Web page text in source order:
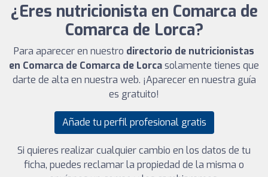
¿Eres nutricionista en Comarca de
Comarca de Lorca?
Para aparecer en nuestro directorio de nutricionistas
en Comarca de Comarca de Lorcasolamente tienes que
darte de alta en nuestra web. ¡Aparecer en nuestra guía
es gratuito!
Añade tu perfil profesional gratis
Si quieres realizar cualquier cambio en los datos de tu
ficha, puedes reclamar la propiedad de la misma o